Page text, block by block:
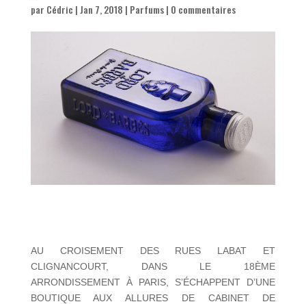
par Cédric |Jan 7, 2018 | Parfums| 0 commentaires
AU CROISEMENT DES RUES LABAT ET
CLIGNANCOURT, DANS LE 18ÈME
ARRONDISSEMENT À PARIS, S’ÉCHAPPENT D’UNE
BOUTIQUE AUX ALLURES DE CABINET DE